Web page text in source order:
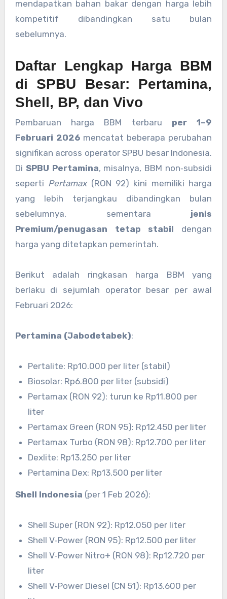
mendapatkan bahan bakar dengan harga lebih
kompetitif dibandingkan satu bulan
sebelumnya.
Daftar Lengkap Harga BBM
di SPBU Besar: Pertamina,
Shell, BP, dan Vivo
Pembaruan harga BBM terbaru per 1–9
Februari 2026mencatat beberapa perubahan
signifikan across operator SPBU besar Indonesia.
Di SPBU Pertamina, misalnya, BBM non‑subsidi
seperti Pertamax(RON 92) kini memiliki harga
yang lebih terjangkau dibandingkan bulan
sebelumnya, sementara jenis
Premium/penugasan tetap stabil dengan
harga yang ditetapkan pemerintah.
Berikut adalah ringkasan harga BBM yang
berlaku di sejumlah operator besar per awal
Februari 2026:
Pertamina (Jabodetabek):
Pertalite: Rp10.000 per liter (stabil)
Biosolar: Rp6.800 per liter (subsidi)
Pertamax (RON 92): turun ke Rp11.800 per
liter
Pertamax Green (RON 95): Rp12.450 per liter
Pertamax Turbo (RON 98): Rp12.700 per liter
Dexlite: Rp13.250 per liter
Pertamina Dex: Rp13.500 per liter
Shell Indonesia (per 1 Feb 2026):
Shell Super (RON 92): Rp12.050 per liter
Shell V‑Power (RON 95): Rp12.500 per liter
Shell V‑Power Nitro+ (RON 98): Rp12.720 per
liter
Shell V‑Power Diesel (CN 51): Rp13.600 per